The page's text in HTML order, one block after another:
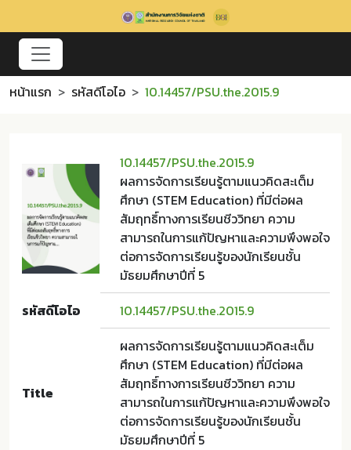
หน้าแรก รหัสดีโอไอ 10.14457/PSU.the.2015.9
10.14457/PSU.the.2015.9
ผลการจัดการเรียนรู้ตามแนวคิดสะเต็ม
ศึกษา (STEM Education) ที่มีต่อผล
สัมฤทธิ์ทางการเรียนชีววิทยา ความ
สามารถในการแก้ปัญหาและความพึงพอใจ
ต่อการจัดการเรียนรู้ของนักเรียนชั้น
มัธยมศึกษาปีที่ 5
รหัสดีโอไอ
10.14457/PSU.the.2015.9
Title
ผลการจัดการเรียนรู้ตามแนวคิดสะเต็ม
ศึกษา (STEM Education) ที่มีต่อผล
สัมฤทธิ์ทางการเรียนชีววิทยา ความ
สามารถในการแก้ปัญหาและความพึงพอใจ
ต่อการจัดการเรียนรู้ของนักเรียนชั้น
มัธยมศึกษาปีที่ 5